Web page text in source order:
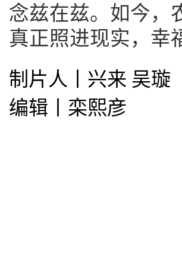
念兹在兹。如今，
真正照进现实，幸
制片人丨兴来 吴璇
编辑丨栾熙彦